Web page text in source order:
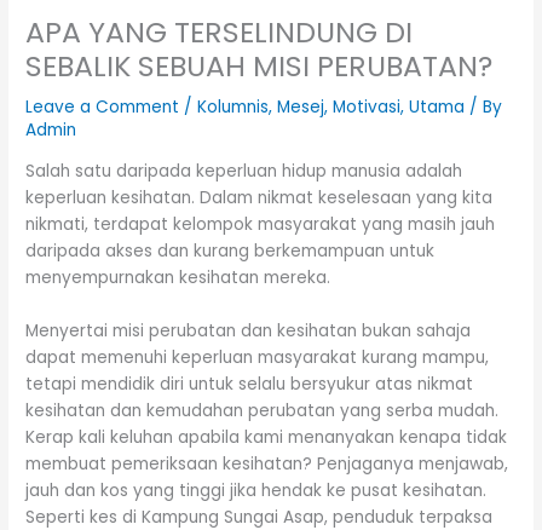
APA YANG TERSELINDUNG DI
SEBALIK SEBUAH MISI PERUBATAN?
Leave a Comment /Kolumnis,Mesej,Motivasi,Utama / By
Admin
Salah satu daripada keperluan hidup manusia adalah
keperluan kesihatan. Dalam nikmat keselesaan yang kita
nikmati, terdapat kelompok masyarakat yang masih jauh
daripada akses dan kurang berkemampuan untuk
menyempurnakan kesihatan mereka.
Menyertai misi perubatan dan kesihatan bukan sahaja
dapat memenuhi keperluan masyarakat kurang mampu,
tetapi mendidik diri untuk selalu bersyukur atas nikmat
kesihatan dan kemudahan perubatan yang serba mudah.
Kerap kali keluhan apabila kami menanyakan kenapa tidak
membuat pemeriksaan kesihatan? Penjaganya menjawab,
jauh dan kos yang tinggi jika hendak ke pusat kesihatan.
Seperti kes di Kampung Sungai Asap, penduduk terpaksa